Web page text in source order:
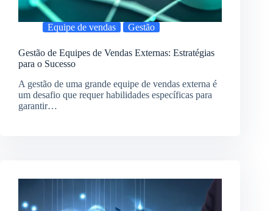
Equipe de vendas Gestão
Gestão de Equipes de Vendas Externas: Estratégias
para o Sucesso
A gestão de uma grande equipe de vendas externa é
um desafio que requer habilidades específicas para
garantir…